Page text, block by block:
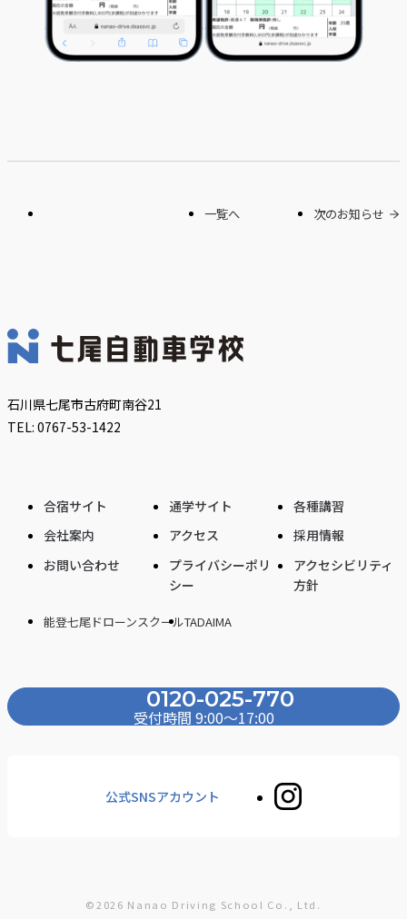
一覧へ 次のお知らせ
石川県七尾市古府町南谷21
TEL: 0767-53-1422
合宿サイト 通学サイト
各種講習
会社案内
アクセス
採用情報
お問い合わせ
プライバシーポリ
シー
アクセシビリティ
方針
能登七尾ドローンスクールTADAIMA
0120-025-770
受付時間 9:00〜17:00
公式SNSアカウント
©2026 Nanao Driving School Co., Ltd.